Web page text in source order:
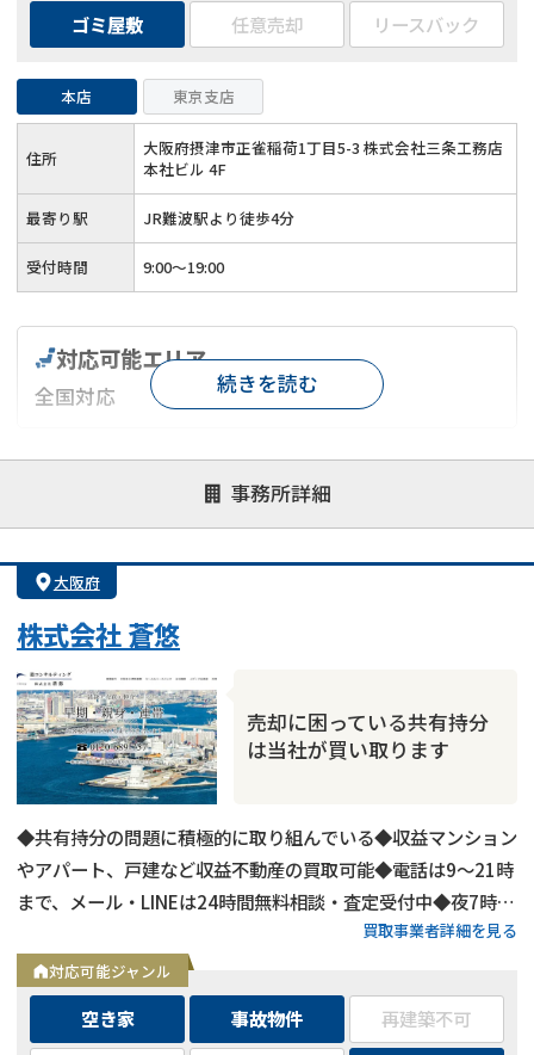
ゴミ屋敷
任意売却 リースバック
本店 東京支店
住所
大阪府摂津市正雀稲荷1丁目5-3 株式会社三条工務店
本社ビル 4F
最寄り駅 JR難波駅より徒歩4分
受付時間 9:00～19:00
事務所詳細
対応可能エリア
全国対応
対応が親身 オンライン面談可能
レスポンスが早い
1億円以上の買取可
続きを読む
大阪府
株式会社 蒼悠
売却に困っている共有持分
は当社が買い取ります
◆共有持分の問題に積極的に取り組んでいる◆収益マンション
やアパート、戸建など収益不動産の買取可能◆電話は9～21時
まで、メール・LINEは24時間無料相談・査定受付中◆夜7時以
買取事業者詳細を見る
対応可能ジャンル
空き家 事故物件
再建築不可